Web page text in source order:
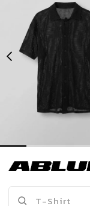
399,00 TL
739,90 TL